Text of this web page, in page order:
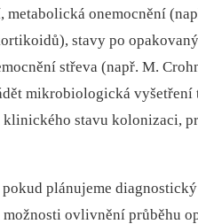
onemocnění
stavy po
střeva (např. M.
mikrobiologická vyšetření
stavu kolonizaci,
plánujeme
ovlivnění průběhu